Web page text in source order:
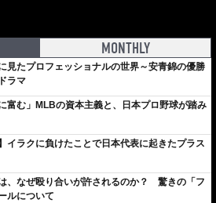
MONTHLY
見たプロフェッショナルの世界～安青錦の優勝
ラマ
富む」MLBの資本主義と、日本プロ野球が踏み
イラクに負けたことで日本代表に起きたプラス
、なぜ殴り合いが許されるのか？ 驚きの「フ
ルについて